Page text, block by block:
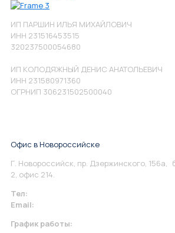
ИП ПАРШИН ИЛЬЯ МИХАЙЛОВИЧ
ИНН 231516453515
320237500054680
ИП КОЛОДЯЖНЫЙ ДЕНИС АНАТОЛЬЕВИЧ
ИНН 231580971360
ОГРНИП 306231502500040
Офис в Новороссийске
Г. Новороссийск, пр. Дзержинского,
2, офис 214.
Тел:
Email:
График работы: